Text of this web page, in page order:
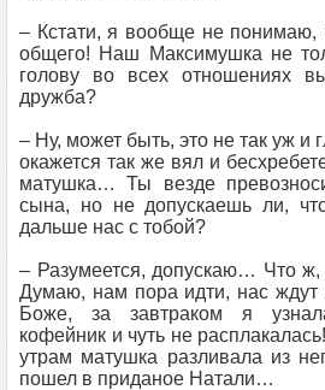
– Кстати, я вообще не понимаю,
общего! Наш Максимушка не
голову во всех отношениях
дружба?
– Ну, может быть, это не так уж и
окажется так же вял и
матушка… Ты везде
сына, но не допускаешь ли,
дальше нас с тобой?
– Разумеется, допускаю… Что
Думаю, нам пора идти, нас ждут
Боже, за завтраком я
кофейник и чуть не
утрам матушка разливала из
пошел в приданое Натали…